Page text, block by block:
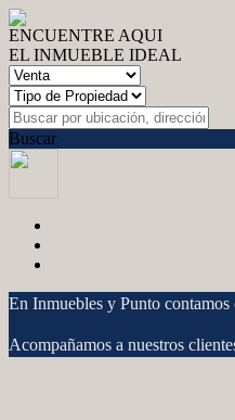
ENCUENTRE AQUI
EL INMUEBLE IDEAL
Buscar
En Inmuebles y Punto
Acompañamos a nuestros